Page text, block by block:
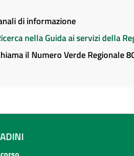
di informazione
nella Guida ai servizi della
il Numero Verde Regionale